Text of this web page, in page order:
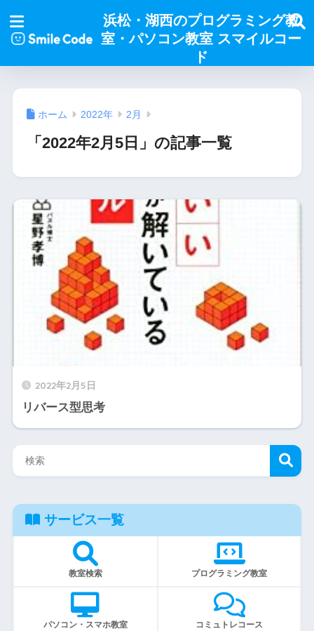
浜松・湖西のプログラミング教
室・パソコン教室 スマイルコー
ド
ホーム 2022年 2月
「2022年2月5日」の記事一覧
2022年2月5日
リバース型思考
サービス一覧
教室検索 プログラミング教室
パソコン・スマホ教室 コミュトレコース